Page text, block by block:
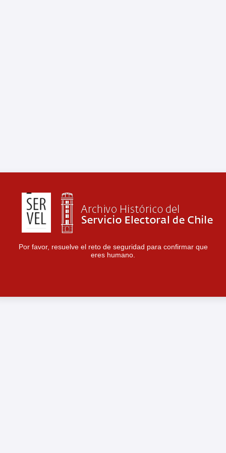
Por favor, resuelve el reto de seguridad para confirmar que
eres humano.